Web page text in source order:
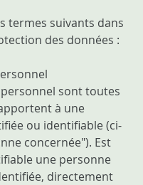
termes suivants dans
des données :
sont toutes
à une
ou identifiable (ci-
concernée"). Est
une personne
directement